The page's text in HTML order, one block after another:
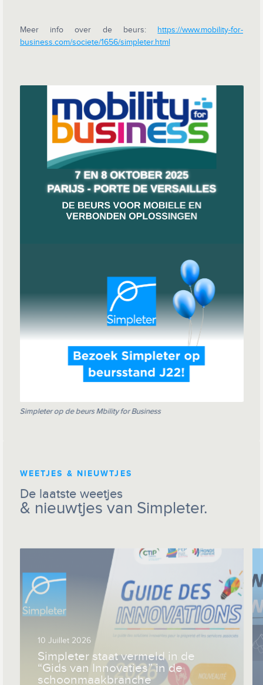
Meer info over de beurs: https://www.mobility-for-
business.com/societe/1656/simpleter.html
Simpleter op de beurs Mbility for Business
WEETJES & NIEUWTJES
De laatste weetjes
& nieuwtjes van Simpleter.
10 Juillet 2026
Simpleter staat vermeld in de
“Gids van Innovaties” in de
schoonmaakbranche